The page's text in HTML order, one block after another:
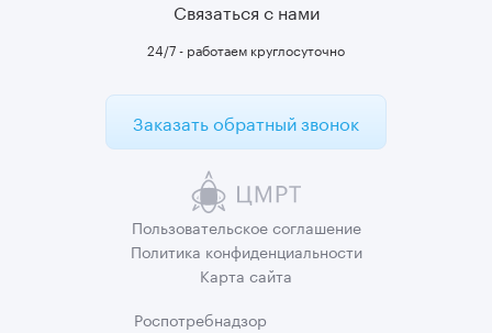
Связаться с нами
24/7 - работаем круглосуточно
Заказать обратный звонок
Пользовательскоесоглашение
Политика конфиденциальности
Карта сайта
Роспотребнадзор